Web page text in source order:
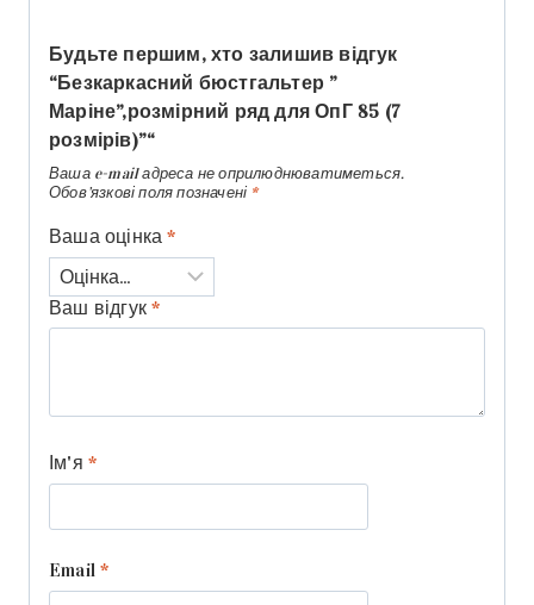
Будьте першим, хто залишив відгук
“Безкаркасний бюстгальтер ”
Маріне”,розмірний ряд для ОпГ 85 (7
розмірів)”“
Ваша e-mail адреса не оприлюднюватиметься.
Обов’язкові поля позначені *
Ваша оцінка*
Ваш відгук*
Ім'я *
Email*